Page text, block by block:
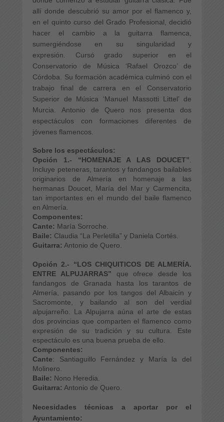
allí donde descubrió su amor por el flamenco y,
en el quinto curso del Grado Profesional, decidió
hacer el cambio a la guitarra flamenca,
sumergiéndose en su singularidad y
expresión. Cursó grado superior en el
Conservatorio de Música ‘Rafael Orozco’ de
Córdoba. Su formación académica culminó con el
trabajo final de carrera en el Conservatorio
Superior de Música ‘Manuel Massotti Littel’ de
Murcia. Antonio de Quero nos presenta dos
espectáculos con formaciones diferentes de
jóvenes flamencos.
Sobre los espectáculos:
Opción 1.- “HOMENAJE A LAS DOUCET”
Incluye peteneras, tarantos y fandangos bailables
originarios de Almería en homenaje a las
hermanas Doucet, María del Mar y Carmencita,
tan importantes en el mundo del baile flamenco
en Almería.
Componentes:
Cante: María Sorroche.
Baile: Claudia “La Perletilla” y Daniela Cortés.
Guitarra: Antonio de Quero.
Opción 2.-
“LOS CHIQUITICOS DE ALMERÍA.
ENTRE ALPUJARRAS” que ofrece desde los
fandangos de Granada hasta los tarantos de
Almería, pasando por los tangos del Albaicín y
Sacromonte, y bailando al son del verdial
alpujarreño. La Alpujarra aúna el arte de estas
dos provincias que comparten el flamenco como
expresión de su tradición y su cultura. Este
espectáculo es una buena prueba de ello.
Componentes:
Cante: Santiaguillo Fernández y María la del
Molinero.
Baile: Nono Heredia.
Guitarra: Antonio de Quero.
Necesidades técnicas a aportar por el
Ayuntamiento: